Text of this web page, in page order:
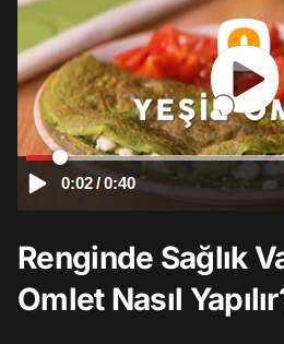
0:02/0:40
Renginde Sağlık
Omlet Nasıl